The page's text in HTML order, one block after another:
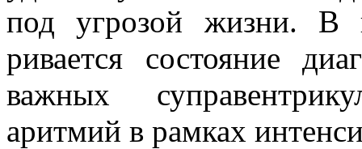
под угрозой жизни. В
ривается состояние
важных
аритмий в рамках